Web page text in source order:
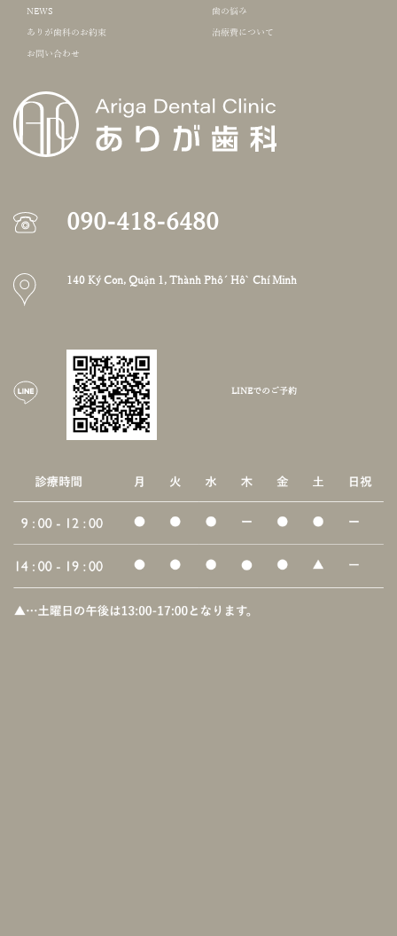
NEWS 歯の悩み
ありが歯科のお約束 治療費について
お問い合わせ
090-418-6480
140 Ký Con, Quận 1, Thành Phố Hồ Chí Minh
LINEでのご予約